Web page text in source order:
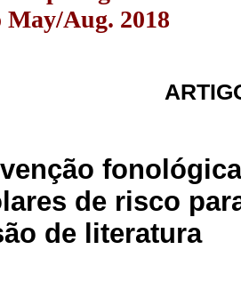
May/Aug. 2018
de risco
de literatura